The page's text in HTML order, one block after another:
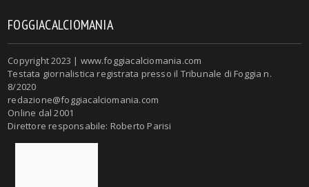
FOGGIACALCIOMANIA
Copyright 2023 | www.foggiacalciomania.com
Testata giornalistica registrata presso il Tribunale di Foggia n.
8/2020
redazione@foggiacalciomania.com
Online dal 2001
Direttore responsabile: Roberto Parisi